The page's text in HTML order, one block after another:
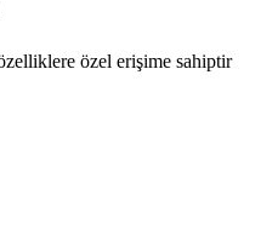
özel erişime sahiptir